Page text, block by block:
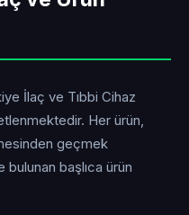
İlaç ve Tıbbi Cihaz
Her ürün,
geçmek
bulunan başlıca ürün